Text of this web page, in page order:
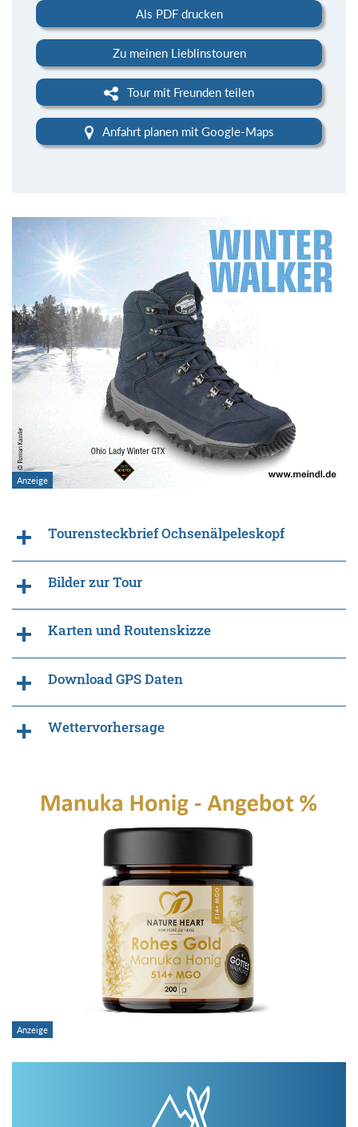
Als PDF drucken
Zu meinen Lieblinstouren
Tour mit Freunden teilen
Anfahrt planen mit Google-Maps
Tourensteckbrief Ochsenälpeleskopf
Bilder zur Tour
Karten und Routenskizze
Download GPS Daten
Wettervorhersage